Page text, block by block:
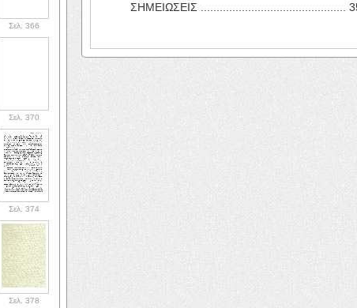
Σελ. 366
Σελ. 370
Σελ. 374
Σελ. 378
ΣΗΜΕΙΩΣΕΙΣ ..............................................